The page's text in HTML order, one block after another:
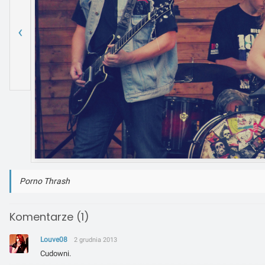
‹
Porno Thrash
Komentarze (1)
Louve08 2 grudnia 2013
Cudowni.